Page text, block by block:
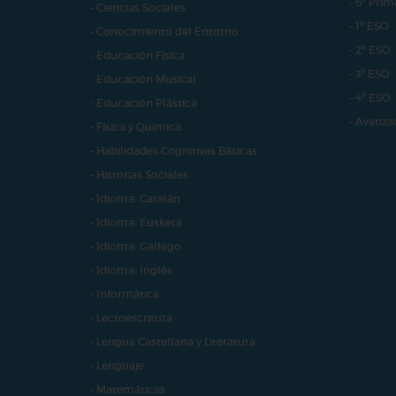
- Ciencias Sociales
- Conocimiento del Entorno
- Educación Física
- Educación Musical
- Educación Plástica
- Física y Química
- Habilidades Cognitivas Básicas
- Historias Sociales
- Idioma: Catalán
- Idioma: Euskera
- Idioma: Gallego
- Idioma: Inglés
- Informática
- Lectoescritura
- Lengua Castellana y Literatura
- Lenguaje
- Matemáticas
- 1º ESO
- 2º ESO
- 3º ESO
- 4º ESO
-